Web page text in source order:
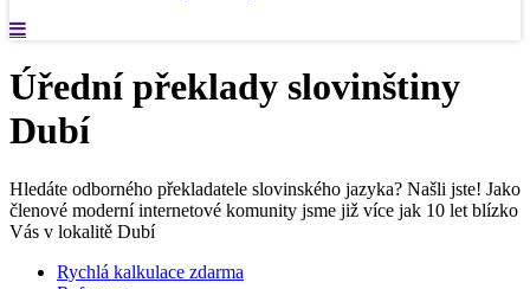
Úřední překlady slovinštiny
Dubí
Hledáte odborného překladatele slovinského jazyka? Našli jste! Jako
členové moderní internetové komunity jsme již více jak 10 let blízko
Vás v lokalitě Dubí
Rychlá kalkulace zdarma